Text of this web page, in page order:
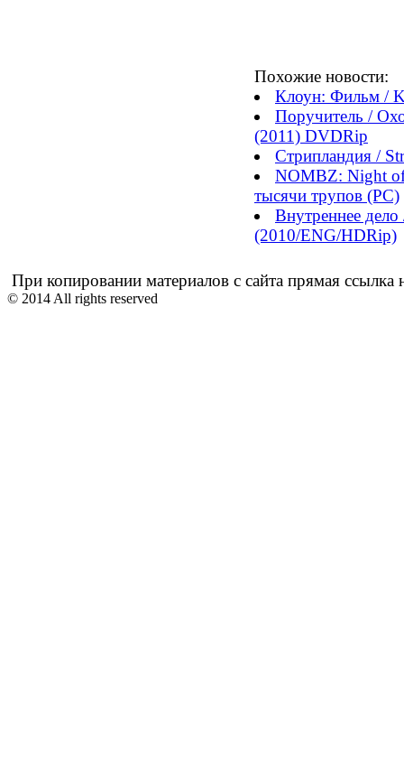
Похожие новости:
Клоун: Фильм /
Поручитель /
(2011) DVDRip
Стрипландия /
NOMBZ: Night
тысячи трупов (PC)
Внутреннее
(2010/ENG/HDRip)
При копировании материалов с сайта прямая ссылка
© 2014 All rights reserved